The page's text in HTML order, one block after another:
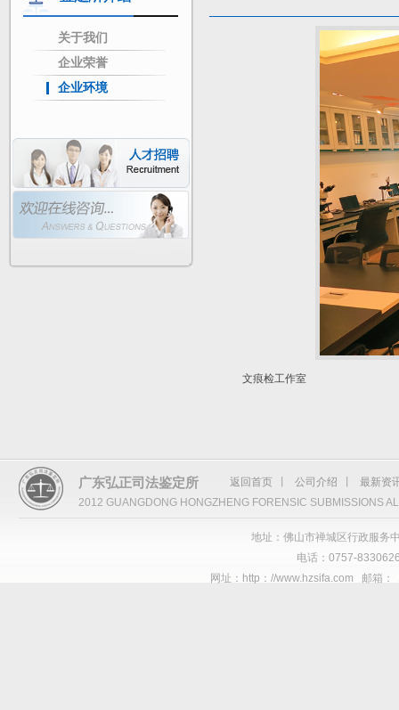
关于我们
企业荣誉
企业环境
文痕检工作室
广东弘正司法鉴定所 返回首页 公司介绍
最新资
2012 GUANGDONG HONGZHENG FORENSIC SUBMISSIONS
地址：佛山市禅城区行政服务
电话：0757-
网址：http：//www.hzsifa.com 邮箱：